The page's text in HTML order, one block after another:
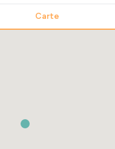
Carte